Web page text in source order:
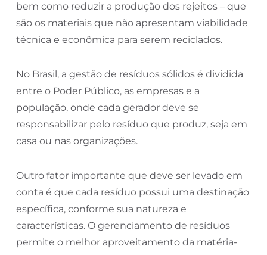
bem como reduzir a produção dos rejeitos – que
são os materiais que não apresentam viabilidade
técnica e econômica para serem reciclados.
No Brasil, a gestão de resíduos sólidos é dividida
entre o Poder Público, as empresas e a
população, onde cada gerador deve se
responsabilizar pelo resíduo que produz, seja em
casa ou nas organizações.
Outro fator importante que deve ser levado em
conta é que cada resíduo possui uma destinação
específica, conforme sua natureza e
características. O gerenciamento de resíduos
permite o melhor aproveitamento da matéria-